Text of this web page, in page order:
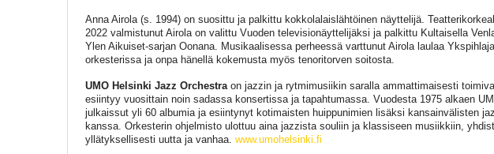
Anna Airola (s. 1994) on suosittu ja palkittu kokkolalaislähtöinen näyttelijä.
2022 valmistunut Airola on valittu Vuoden televisionäyttelijäksi ja palkittu Kultaisella
Ylen Aikuiset-sarjan Oonana. Musikaalisessa perheessä varttunut Airola laulaa
orkesterissa ja onpa hänellä kokemusta myös tenoritorven soitosta.
UMO Helsinki Jazz Orchestraon jazzin ja rytmimusiikin saralla ammattimaisesti
esiintyy vuosittain noin sadassa konsertissa ja tapahtumassa. Vuodesta 1975 alkaen
julkaissut yli 60 albumia ja esiintynyt kotimaisten huippunimien lisäksi kansainvälisten
kanssa. Orkesterin ohjelmisto ulottuu aina jazzista souliin ja klassiseen musiikkiin,
yllätyksellisesti uutta ja vanhaa. www.umohelsinki.fi